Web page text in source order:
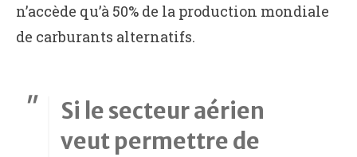
n’accède qu’à 50% de la production mondiale
de carburants alternatifs.
Si le secteur aérien
veut permettre de